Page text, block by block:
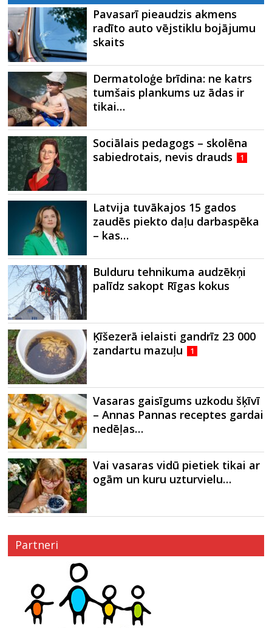
Pavasarī pieaudzis akmens
radīto auto vējstiklu bojājumu
skaits
Dermatoloģe brīdina: ne katrs
tumšais plankums uz ādas ir
tikai…
Sociālais pedagogs – skolēna
sabiedrotais, nevis drauds
1
Latvija tuvākajos 15 gados
zaudēs piekto daļu darbaspēka
– kas…
Bulduru tehnikuma audzēkņi
palīdz sakopt Rīgas kokus
Ķīšezerā ielaisti gandrīz 23 000
zandartu mazuļu
1
Vasaras gaisīgums uzkodu šķīvī
– Annas Pannas receptes gardai
nedēļas…
Vai vasaras vidū pietiek tikai ar
ogām un kuru uzturvielu…
Partneri